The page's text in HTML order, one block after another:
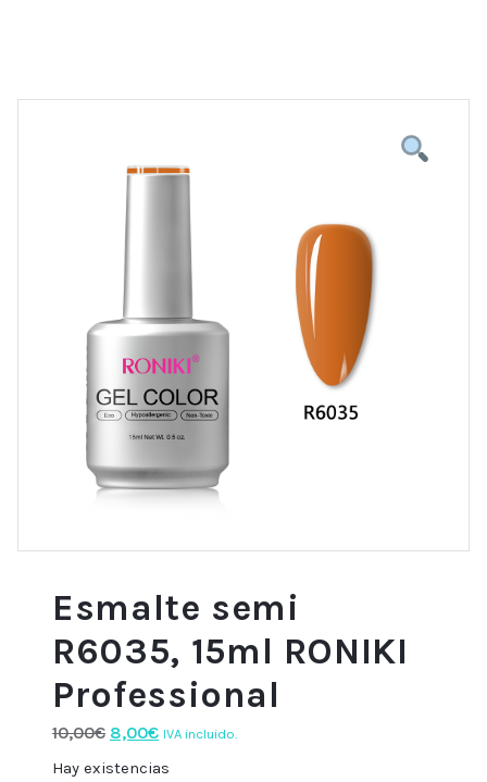
Esmalte semi
R6035, 15ml RONIKI
Professional
10,00€ El
precio
8,00€ElIVA incluido.
Hay existencias